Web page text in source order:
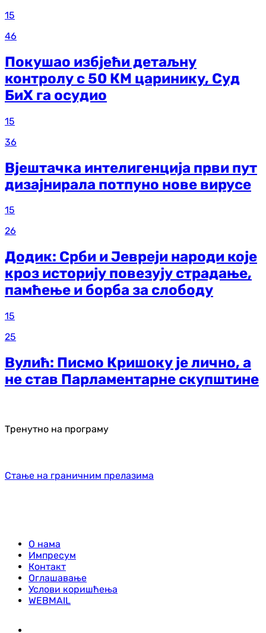
15
46
Покушао избјећи детаљну
контролу с 50 КМ царинику, Суд
БиХ га осудио
15
36
Вјештачка интелигенција први пут
дизајнирала потпуно нове вирусе
15
26
Додик: Срби и Јевреји народи које
кроз историју повезују страдање,
памћење и борба за слободу
15
25
Вулић: Писмо Кришоку је лично, а
не став Парламентарне скупштине
Тренутно на програму
Стање на граничним прелазима
О нама
Импресум
Контакт
Оглашавање
Услови коришћења
WEBMAIL